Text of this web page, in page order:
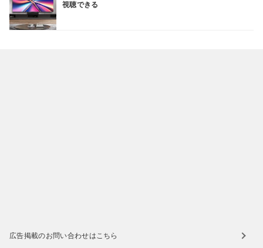
視聴できる
広告掲載のお問い合わせはこちら